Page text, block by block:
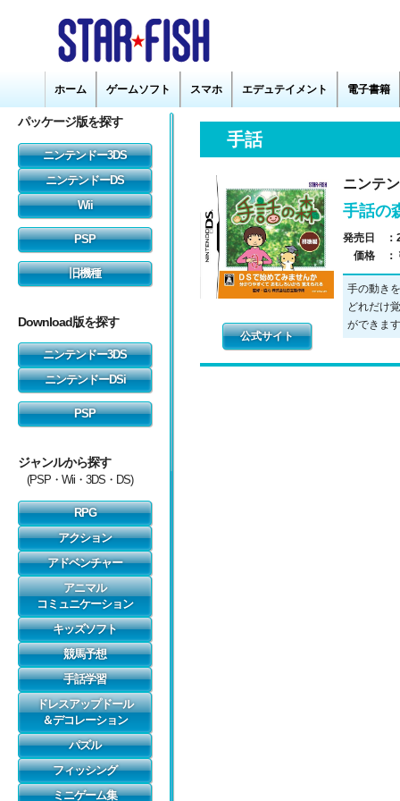
手話
公式サイト
ニンテ
手話の
発売日 ：
価格 ：
手の動き
どれだけ
ができま